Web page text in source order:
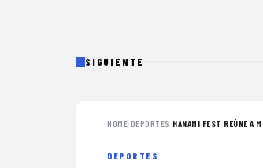
SIGUIENTE
HOME›DEPORTES ›HANAMI FEST REÚNE A
DEPORTES